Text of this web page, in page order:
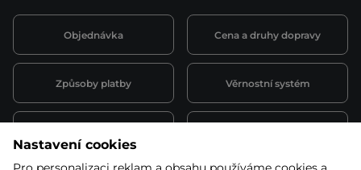
Objednávka Cena a druhy dopravy
Způsoby platby Věrnostní systém
Nastavení cookies